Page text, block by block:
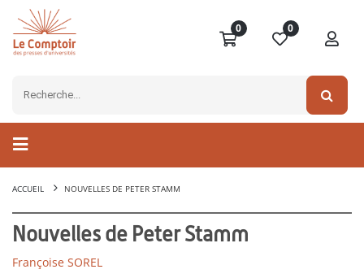
0 0
ACCUEIL NOUVELLES DE PETER STAMM
Nouvelles de Peter Stamm
Françoise SOREL